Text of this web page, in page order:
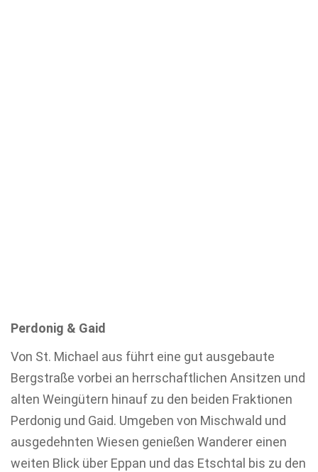
Perdonig & Gaid
Von St. Michael aus führt eine gut ausgebaute
Bergstraße vorbei an herrschaftlichen Ansitzen und
alten Weingütern hinauf zu den beiden Fraktionen
Perdonig und Gaid. Umgeben von Mischwald und
ausgedehnten Wiesen genießen Wanderer einen
weiten Blick über Eppan und das Etschtal bis zu den